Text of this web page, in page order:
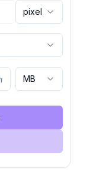
pixel
MB